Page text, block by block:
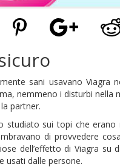
sani usavano
nemmeno i disturbi nella
partner.
studiato sui topi che erano
di provvedere
dell’effetto di Viagra
usati dalle persone.